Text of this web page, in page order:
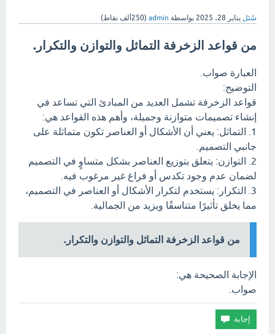
سُئل يناير 28، 2025 بواسطة admin
(250ألف نقاط)
من قواعد الزخرفة التماثل والتوازن والتكرار.
العبارة صواب.
التوضيح:
قواعد الزخرفة تشمل العديد من المبادئ التي تساعد في
إنشاء تصميمات متوازنة وجميلة، وأهم هذه القواعد هي:
1. التماثل: يعني أن الأشكال أو العناصر تكون متماثلة على
جانبي التصميم.
2. التوازن: يتعلق بتوزيع العناصر بشكل متساوٍ في التصميم
لضمان عدم وجود تكدس أو فراغ غير مرغوب فيه.
3. التكرار: يستخدم لتكرار الأشكال أو العناصر في التصميم،
مما يخلق تأثيرًا متناسقًا ويزيد من الجمالية.
من قواعد الزخرفة التماثل والتوازن والتكرار.
الإجابة الصحيحة هي:
صواب.